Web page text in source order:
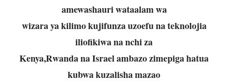
amewashauri wataalam wa
wizara ya kilimo kujifunza uzoefu na teknolojia
iliofikiwa na nchi za
Kenya,Rwanda na Israel ambazo zimepiga hatua
kubwa kuzalisha mazao